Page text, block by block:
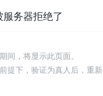
务器拒绝了
间，将显示此页面。
提下，验证为真人后，重新